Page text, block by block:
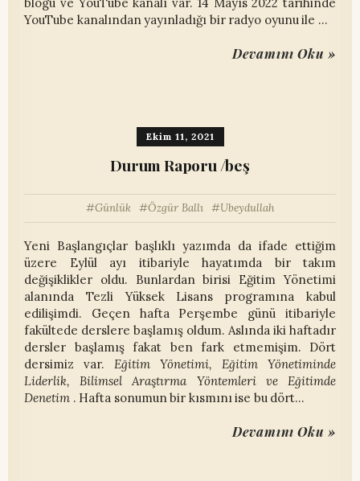
YouTube kanalından yayınladığı bir radyo oyunu ile …
Devamını Oku »
Ekim 11, 2021
Durum Raporu /beş
Günlük Özgür Ballı Ubeydullah
Yeni Başlangıçlar başlıklı yazımda da ifade ettiğim
üzere Eylül ayı itibariyle hayatımda bir takım
değişiklikler oldu. Bunlardan birisi Eğitim Yönetimi
alanında Tezli Yüksek Lisans programına kabul
edilişimdi. Geçen hafta Perşembe günü itibariyle
fakültede derslere başlamış oldum. Aslında iki haftadır
dersler başlamış fakat ben fark etmemişim. Dört
dersimiz var. Eğitim Yönetimi, Eğitim Yönetiminde
Liderlik, Bilimsel Araştırma Yöntemleri ve Eğitimde
Denetim . Hafta sonumun bir kısmını ise bu dört…
Devamını Oku »